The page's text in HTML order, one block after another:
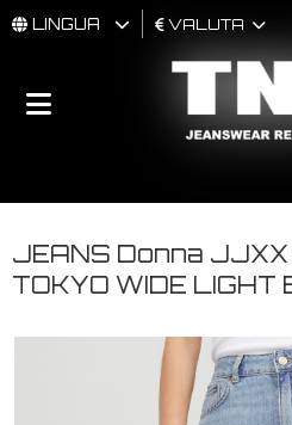
UOMO
BRAND
LINGUA VALUTA
JEANS Donna
TOKYO WIDE LIGHT